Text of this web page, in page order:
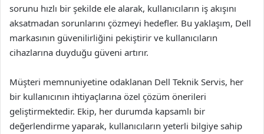
sorunu hızlı bir şekilde ele alarak, kullanıcıların iş akışını
aksatmadan sorunlarını çözmeyi hedefler. Bu yaklaşım, Dell
markasının güvenilirliğini pekiştirir ve kullanıcıların
cihazlarına duyduğu güveni artırır.
Müşteri memnuniyetine odaklanan Dell Teknik Servis, her
bir kullanıcının ihtiyaçlarına özel çözüm önerileri
geliştirmektedir. Ekip, her durumda kapsamlı bir
değerlendirme yaparak, kullanıcıların yeterli bilgiye sahip